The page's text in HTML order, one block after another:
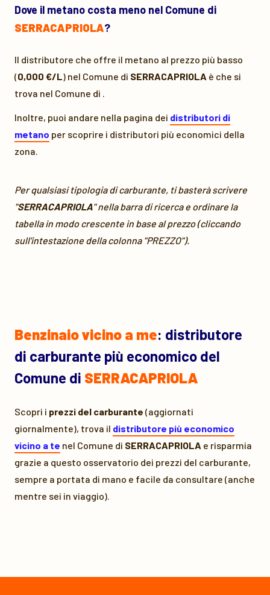
Dove il metano costa meno nel Comune di
SERRACAPRIOLA?
Il distributore che offre il metano al prezzo più basso
(0,000 €/L) nel Comune di SERRACAPRIOLA è che si
trova nel Comune di .
Inoltre, puoi andare nella pagina dei distributori di
metano per scoprire i distributori più economici della
zona.
Per qualsiasi tipologia di carburante, ti basterà scrivere
"SERRACAPRIOLA" nella barra di ricerca e ordinare la
tabella in modo crescente in base al prezzo (cliccando
sull'intestazione della colonna "PREZZO").
Benzinaio vicino a me: distributore
di carburante più economico del
Comune di SERRACAPRIOLA
Scopri i prezzi del carburante (aggiornati
giornalmente), trova il distributore più economico
vicino a te nel Comune di SERRACAPRIOLA e risparmia
grazie a questo osservatorio dei prezzi del carburante,
sempre a portata di mano e facile da consultare (anche
mentre sei in viaggio).